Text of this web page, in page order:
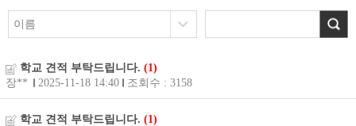
학교 견적 부탁드립니다. (1)
장**
2025-11-18 14:40 조회수 : 3158
학교 견적 부탁드립니다. (1)